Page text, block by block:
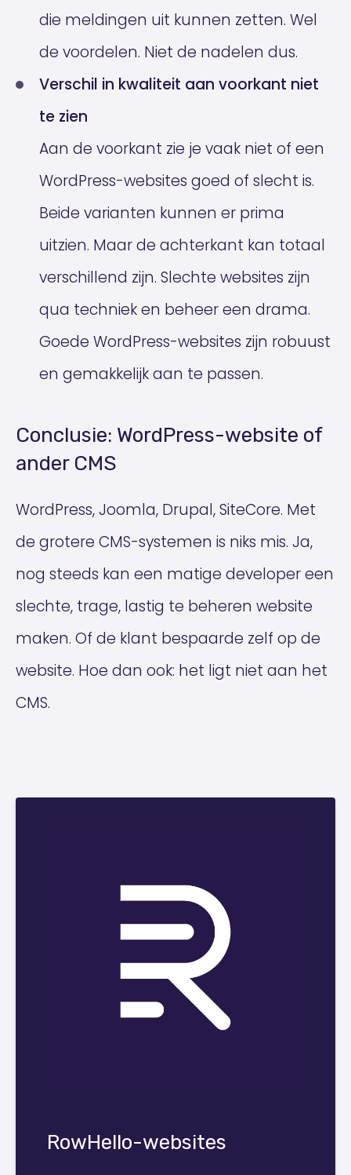
die meldingen uit kunnen zetten. Wel
de voordelen. Niet de nadelen dus.
Verschil in kwaliteit aan voorkant niet
te zien
Aan de voorkant zie je vaak niet of een
WordPress-websites goed of slecht is.
Beide varianten kunnen er prima
uitzien. Maar de achterkant kan totaal
verschillend zijn. Slechte websites zijn
qua techniek en beheer een drama.
Goede WordPress-websites zijn robuust
en gemakkelijk aan te passen.
Conclusie: WordPress-website of
ander CMS
WordPress, Joomla, Drupal, SiteCore. Met
de grotere CMS-systemen is niks mis. Ja,
nog steeds kan een matige developer een
slechte, trage, lastig te beheren website
maken. Of de klant bespaarde zelf op de
website. Hoe dan ook: het ligt niet aan het
CMS.
RowHello-websites